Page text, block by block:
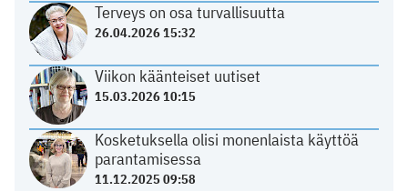
Terveys on osa turvallisuutta
26.04.2026 15:32
Viikon käänteiset uutiset
15.03.2026 10:15
Kosketuksella olisi monenlaista käyttöä
parantamisessa
11.12.2025 09:58